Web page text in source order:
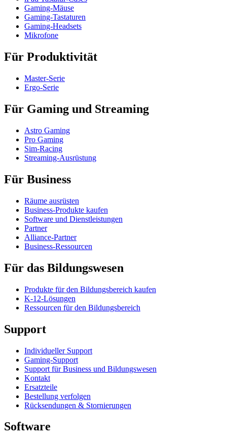
Gaming-Mäuse
Gaming-Tastaturen
Gaming-Headsets
Mikrofone
Für Produktivität
Master-Serie
Ergo-Serie
Für Gaming und Streaming
Astro Gaming
Pro Gaming
Sim-Racing
Streaming-Ausrüstung
Für Business
Räume ausrüsten
Business-Produkte kaufen
Software und Dienstleistungen
Partner
Alliance-Partner
Business-Ressourcen
Für das Bildungswesen
Produkte für den Bildungsbereich kaufen
K-12-Lösungen
Ressourcen für den Bildungsbereich
Support
Individueller Support
Gaming-Support
Support für Business und Bildungswesen
Kontakt
Ersatzteile
Bestellung verfolgen
Rücksendungen & Stornierungen
Software